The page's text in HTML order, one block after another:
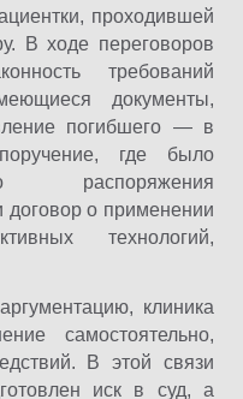
проходившей
В ходе переговоров
требований
документы,
погибшего — в
где было
распоряжения
о применении
технологий,
клиника
самостоятельно,
В этой связи
иск в суд, а